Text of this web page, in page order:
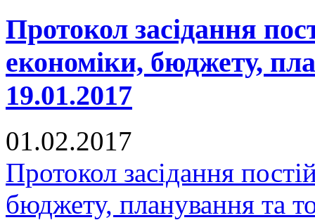
Протокол засідання
економіки, бюджету,
19.01.2017
01.02.2017
Протокол засідання
бюджету, планування та